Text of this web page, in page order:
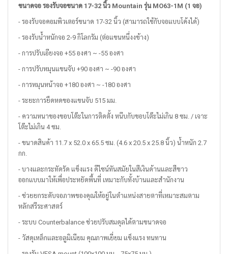
ขนาดจอ รองรับจอขนาด 17-32 นิ้ว Mountain รุ่น MO63-1M (1 จอ)
- รองรับจอคอมพิวเตอร์ขนาด 17-32 นิ้ว (สามารถใช้กับจอแบบโค้งได้)
- รองรับน้ำหนักจอ 2-9 กิโลกรัม (ต่อแขนหนึ่งงข้าง)
- การปรับเอียงจอ +55 องศา ~ -55 องศา
- การปรับหมุนแขนจับ +90 องศา ~ -90 องศา
- การหมุนหน้าจอ +180 องศา ~ -180 องศา
- ระยะการยืดหดของแขนจับ 515 มม.
- ความหนาของขอบโต๊ะในการติดตั้ง หนีบกับขอบโต๊ะไม่เกิน 8 ซม. / เจาะ
โต๊ะไม่เกิน 4 ซม.
- ขนาดสินค้า 11.7 x 52.0 x 65.5 ซม. (4.6 x 20.5 x 25.8 นิ้ว) น้ำหนัก 2.7
กก.
- บางและกระทัดรัด แข็งแรง ดีไซน์ทันสมัยในสีเงินด้านและสีขาว
ออกแบบมาให้เพื่อประหยัดพื้นที่ เหมาะกับทั้งบ้านและสำนักงาน
- ช่วยยกระดับจอภาพของคุณให้อยู่ในตำแหน่งสายตาที่เหมาะสมตาม
หลักสรีระศาสตร์
- ระบบ Counterbalance ช่วยปรับสมดุลได้ตามขนาดจอ
- วัสดุเหล็กและอลูมิเนียม คุณภาพเยี่ยม แข็งแรง ทนทาน